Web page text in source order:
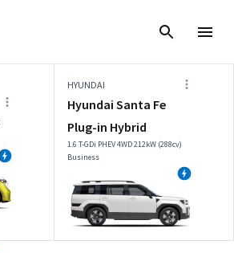
HYUNDAI
Hyundai Santa Fe
Plug-in Hybrid
1.6 T-GDi PHEV 4WD 212kW (288cv)
Business